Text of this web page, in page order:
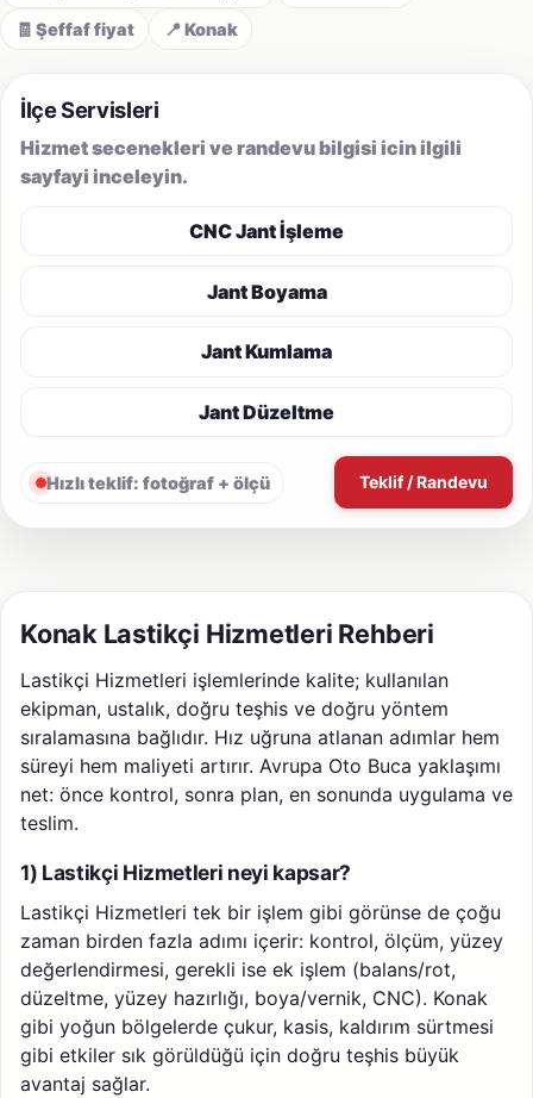
🧾 Şeffaf fiyat 📍 Konak
İlçe Servisleri
Hizmet secenekleri ve randevu bilgisi icin ilgili
sayfayi inceleyin.
CNC Jant İşleme
Jant Boyama
Jant Kumlama
Jant Düzeltme
Hızlı teklif: fotoğraf + ölçü Teklif / Randevu
Konak Lastikçi Hizmetleri Rehberi
Lastikçi Hizmetleri işlemlerinde kalite; kullanılan
ekipman, ustalık, doğru teşhis ve doğru yöntem
sıralamasına bağlıdır. Hız uğruna atlanan adımlar hem
süreyi hem maliyeti artırır. Avrupa Oto Buca yaklaşımı
net: önce kontrol, sonra plan, en sonunda uygulama ve
teslim.
1) Lastikçi Hizmetleri neyi kapsar?
Lastikçi Hizmetleri tek bir işlem gibi görünse de çoğu
zaman birden fazla adımı içerir: kontrol, ölçüm, yüzey
değerlendirmesi, gerekli ise ek işlem (balans/rot,
düzeltme, yüzey hazırlığı, boya/vernik, CNC). Konak
gibi yoğun bölgelerde çukur, kasis, kaldırım sürtmesi
gibi etkiler sık görüldüğü için doğru teşhis büyük
avantaj sağlar.